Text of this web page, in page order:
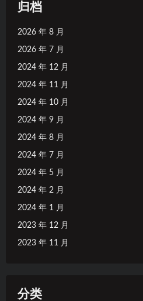
归档
2026 年 8 月
2026 年 7 月
2024 年 12 月
2024 年 11 月
2024 年 10 月
2024 年 9 月
2024 年 8 月
2024 年 7 月
2024 年 5 月
2024 年 2 月
2024 年 1 月
2023 年 12 月
2023 年 11 月
分类